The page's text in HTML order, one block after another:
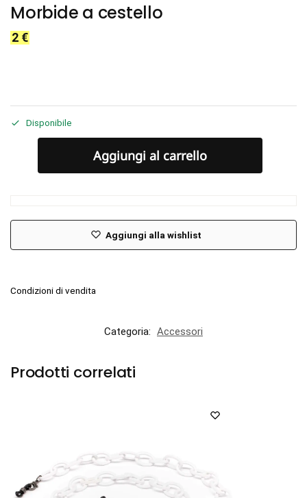
Morbide a cestello
2 €
Disponibile
Aggiungi al carrello
Aggiungi alla wishlist
Condizioni di vendita
Categoria: Accessori
Prodotti correlati